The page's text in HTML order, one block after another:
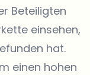
Beteiligten
einsehen,
hat.
einen hohen